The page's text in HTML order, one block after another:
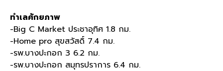
ทำเลศักยภาพ
-Big C Market ประชาอุทิศ 1.8 กม.
-Home pro สุขสวัสดิ์ 7.4 กม.
-รพ.บางปะกอก 3 6.2 กม.
-รพ.บางปะกอก สมุทรปราการ 6.4 กม.